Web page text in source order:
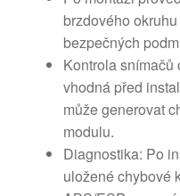
brzdového
bezpečných
Kontrola snímačů
vhodná před
může generovat
modulu.
Diagnostika: Po
uložené chybové